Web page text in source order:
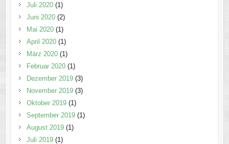
Juli 2020(1)
Juni 2020(2)
Mai 2020(1)
April 2020(1)
März 2020(1)
Februar 2020(1)
Dezember 2019(3)
November 2019(3)
Oktober 2019(1)
September 2019(1)
August 2019(1)
Juli 2019(1)